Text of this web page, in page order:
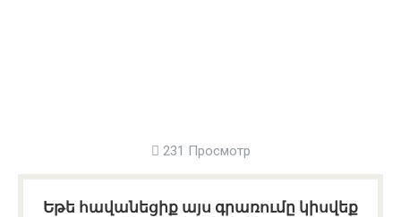
231 Просмотр
Եթե հավանեցիք այս գրառումը կիսվեք